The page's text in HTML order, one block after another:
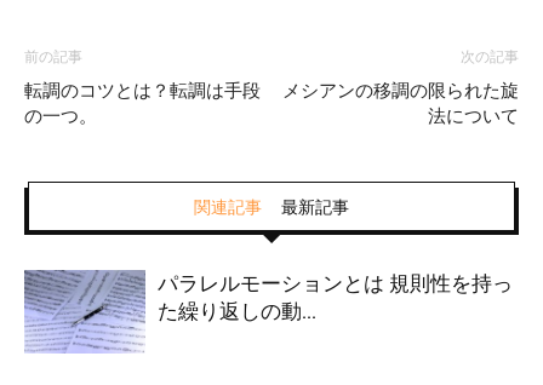
前の記事
転調のコツとは？転調は手段
の一つ。
次の記事
メシアンの移調の限られた旋
法について
関連記事 最新記事
パラレルモーションとは 規則性を持っ
た繰り返しの動...